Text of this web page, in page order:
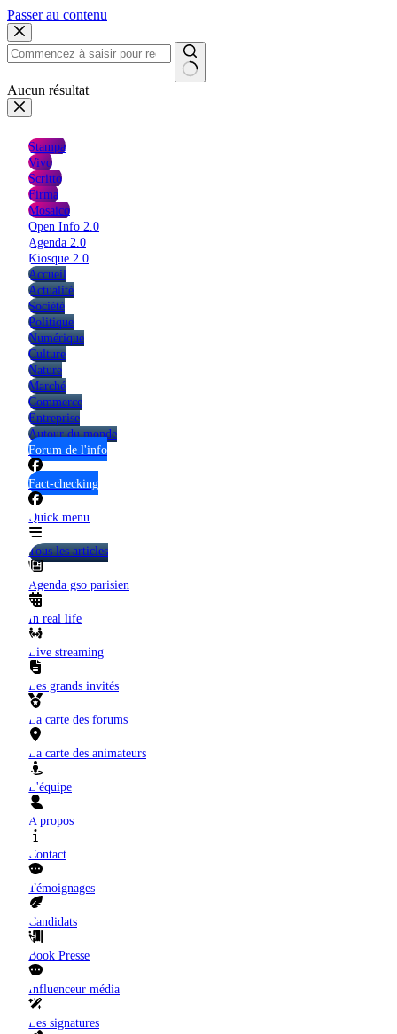
Passer au contenu
Aucun résultat
Stampa
Vivo
Scritto
Firma
Mosaico
Open Info 2.0
Agenda 2.0
Kiosque 2.0
Accueil
Actualité
Société
Politique
Numérique
Culture
Nature
Marché
Commerce
Entreprise
Autour du monde
Forum de l'info
Fact-checking
Quick menu
Tous les articles
Agenda gso parisien
In real life
Live streaming
Les grands invités
La carte des forums
La carte des animateurs
L'équipe
A propos
Contact
Témoignages
Candidats
Book Presse
Influenceur média
Les signatures